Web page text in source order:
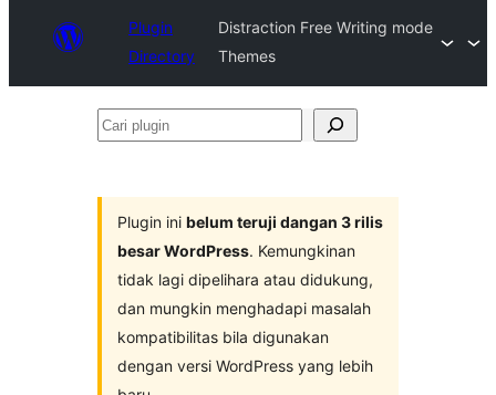
Plugin
Directory
Distraction Free Writing mode
Themes
Cari
Plugin ini belum teruji dangan 3 rilis
besar WordPress. Kemungkinan
tidak lagi dipelihara atau didukung,
dan mungkin menghadapi masalah
kompatibilitas bila digunakan
dengan versi WordPress yang lebih